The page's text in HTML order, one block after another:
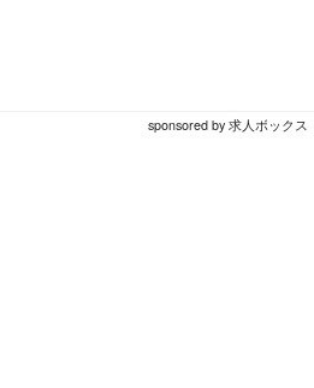
sponsored by 求人ボックス